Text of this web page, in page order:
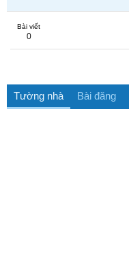
Bài viết
0
Tường nhà Bài đăng